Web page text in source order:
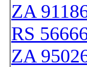
ZA
RS
ZA